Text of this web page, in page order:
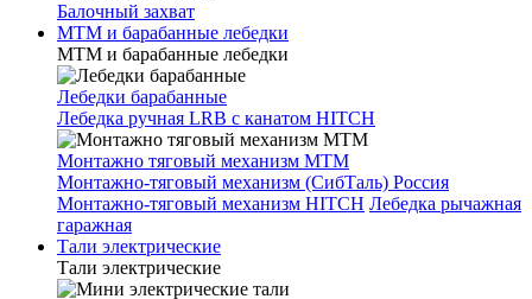
Балочный захват
МТМ и барабанные лебедки
МТМ и барабанные лебедки
Лебедки барабанные
Лебедка ручная LRB с канатом HITCH
Монтажно тяговый механизм МТМ
Монтажно-тяговый механизм (СибТаль) Россия
Монтажно-тяговый механизм HITCH Лебедка рычажная
гаражная
Тали электрические
Тали электрические